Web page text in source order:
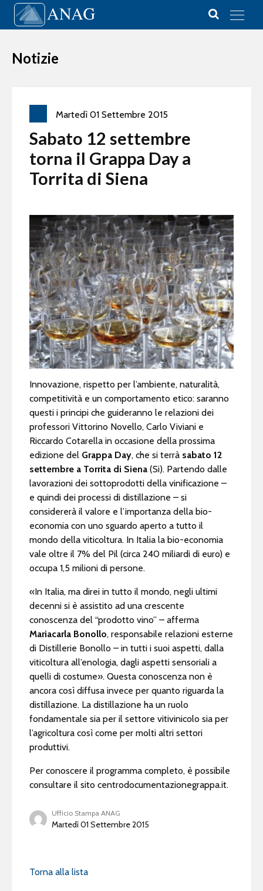
Vai al contenuto
Main Navigation
Notizie
Martedì 01 Settembre 2015
Sabato 12 settembre
torna il Grappa Day a
Torrita di Siena
Innovazione, rispetto per l’ambiente, naturalità,
competitività e un comportamento etico: saranno
questi i principi che guideranno le relazioni dei
professori Vittorino Novello, Carlo Viviani e
Riccardo Cotarella in occasione della prossima
edizione del Grappa Day, che si terrà sabato 12
settembre a Torrita di Siena (Si). Partendo dalle
lavorazioni dei sottoprodotti della vinificazione –
e quindi dei processi di distillazione – si
considererà il valore e l’importanza della bio-
economia con uno sguardo aperto a tutto il
mondo della viticoltura. In Italia la bio-economia
vale oltre il 7% del Pil (circa 240 miliardi di euro) e
occupa 1,5 milioni di persone.
«In Italia, ma direi in tutto il mondo, negli ultimi
decenni si è assistito ad una crescente
conoscenza del “prodotto vino” – afferma
Mariacarla Bonollo, responsabile relazioni esterne
di Distillerie Bonollo – in tutti i suoi aspetti, dalla
viticoltura all’enologia, dagli aspetti sensoriali a
quelli di costume». Questa conoscenza non è
ancora così diffusa invece per quanto riguarda la
distillazione. La distillazione ha un ruolo
fondamentale sia per il settore vitivinicolo sia per
l’agricoltura così come per molti altri settori
produttivi.
Per conoscere il programma completo, è possibile
consultare il sito centrodocumentazionegrappa.it.
Ufficio Stampa ANAG
Martedì 01 Settembre 2015
Torna alla lista